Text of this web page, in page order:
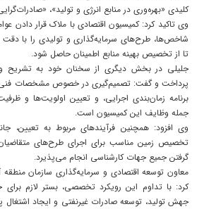
کلیدی «بهره‌وری در منابع انرژی و تولید»،
وی تاکید کرد: کمیسیون اقتصادی با ملاک قرار دادن
شاخص‌ها، طرح‌های سرمایه‌گذاری و تولیدی را با دقت
تا از تخصیص بهینه منابع اطمینان حاصل شود.
جلیلی در بخش دیگری از سخنان خود به تشریح
پرداخت و گفت: تصمیم‌گیری در خصوص مشخصات
برنامه زمان‌بندی اجرایی، و تعیین اولویت‌ها و
جمله وظایف این کمیسیون است.
وی افزود: همچنین فرآیندهای مربوط به تعیین،
تخصیص زمین مناسب برای اجرای طرح‌های
گرفتن جمیع جهات کارشناسی انجام می‌پذیرد.
معاون توسعه اقتصادی و سرمایه‌گذاری سازمان منطقه
کرد: با تداوم این رویکرد تخصصی، بستر لازم
جهش تولید، توسعه صادرات غیرنفتی و ایجاد اشتغال